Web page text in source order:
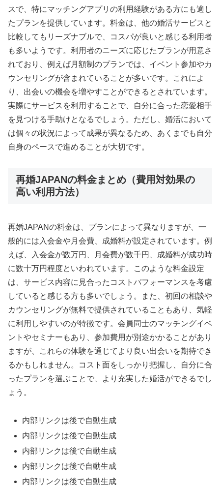
スで、特にマッチングアプリの利用経験がある方にも適し
たプランを提供しています。料金は、他の婚活サービスと
比較してもリーズナブルで、コスパが良いと感じる利用者
も多いようです。利用者のニーズに応じたプランが用意さ
れており、例えば月額制のプランでは、イベント参加やカ
ウンセリングが含まれていることが多いです。これによ
り、出会いの機会を増やすことができるとされています。
実際にサービスを利用することで、自分に合った恋愛相手
を見つける手助けとなるでしょう。ただし、婚活において
は個々の状況によって成果が異なるため、あくまでも自分
自身のペースで進めることが大切です。
再婚JAPANの料金まとめ（費用対効果の
高い利用方法）
再婚JAPANの料金は、プランによって異なりますが、一
般的には入会金や月会費、成婚料が設定されています。例
えば、入会金が数万円、月会費が数千円、成婚料が成功時
に数十万円程度といわれています。このような料金設定
は、サービス内容に見合ったコストパフォーマンスを考慮
していると感じる方も多いでしょう。また、初回の相談や
カウンセリングが無料で提供されていることもあり、気軽
に利用しやすいのが特徴です。会員同士のマッチングイベ
ントやセミナーもあり、参加費用が別途かかることがあり
ますが、これらの体験を通じてより良い出会いを期待でき
るかもしれません。コスト面をしっかり把握し、自分に合
ったプランを選ぶことで、より充実した婚活ができるでし
ょう。
内部リンクは後で自動生成
内部リンクは後で自動生成
内部リンクは後で自動生成
内部リンクは後で自動生成
内部リンクは後で自動生成